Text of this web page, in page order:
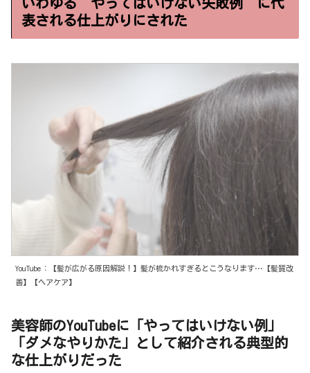
いわゆる”やってはいけない失敗例”に代
表される仕上がりにされた
YouTube：【髪が広がる原因解説！】髪が梳かれすぎるとこうなります…【髪質改
善】【ヘアケア】
美容師のYouTubeに「やってはいけない例」
「ダメなやりかた」として紹介される典型的
な仕上がりだった